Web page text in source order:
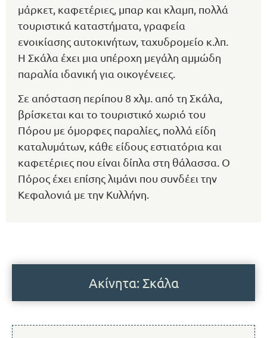
μάρκετ, καφετέριες, μπαρ και κλαμπ, πολλά
τουριστικά καταστήματα, γραφεία
ενοικίασης αυτοκινήτων, ταχυδρομείο κ.λπ.
Η Σκάλα έχει μια υπέροχη μεγάλη αμμώδη
παραλία ιδανική για οικογένειες.
Σε απόσταση περίπου 8 χλμ. από τη Σκάλα,
βρίσκεται και το τουριστικό χωριό του
Πόρου με όμορφες παραλίες, πολλά είδη
καταλυμάτων, κάθε είδους εστιατόρια και
καφετέριες που είναι δίπλα στη θάλασσα. Ο
Πόρος έχει επίσης λιμάνι που συνδέει την
Κεφαλονιά με την Κυλλήνη.
Ακίνητα: Σκάλα